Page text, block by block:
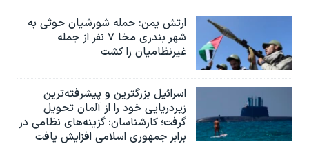
ارتش یمن: حمله شورشیان حوثی به
شهر بندری مخا ۷ نفر از جمله
غیرنظامیان را کشت
اسرائيل بزرگترین و پیشرفته‌ترین
زیردریایی خود را از آلمان تحویل
گرفت؛ کارشناسان: گزینه‌های نظامی در
برابر جمهوری اسلامی افزایش یافت